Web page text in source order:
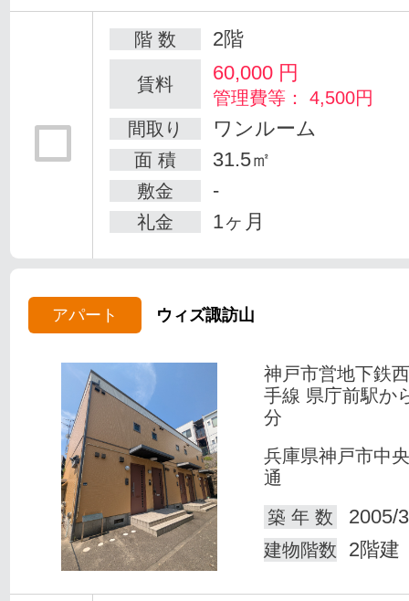
階 数 2階
賃料 60,000 円
管理費等： 4,500円
間取り
ワンルーム
面 積 31.5㎡
敷金 -
礼金 1ヶ月
アパート ウィズ諏訪山
神戸市営地下鉄
手線 県庁前駅か
分
兵庫県神戸市中
通
築 年 数
2005/
建物階数 2階建